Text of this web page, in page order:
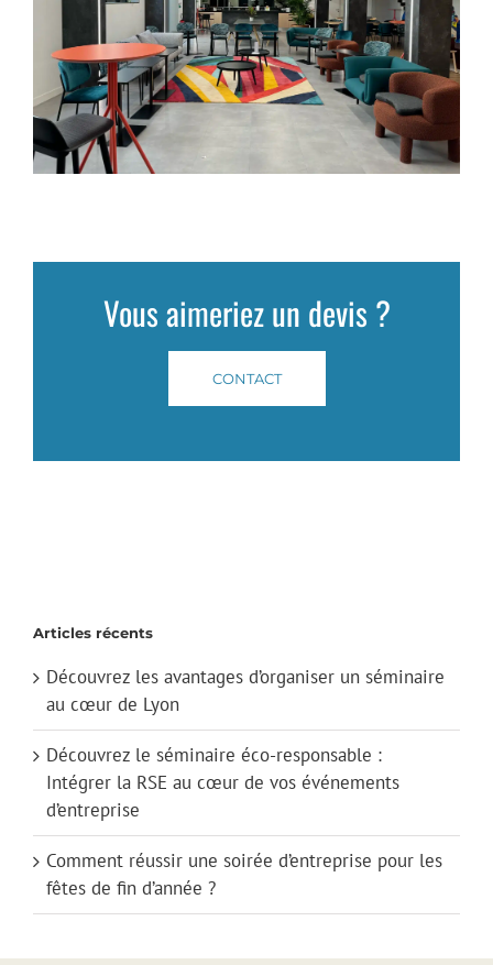
Vous aimeriez un devis ?
CONTACT
Articles récents
Découvrez les avantages d’organiser un séminaire
au cœur de Lyon
Découvrez le séminaire éco-responsable :
Intégrer la RSE au cœur de vos événements
d’entreprise
Comment réussir une soirée d’entreprise pour les
fêtes de fin d’année ?